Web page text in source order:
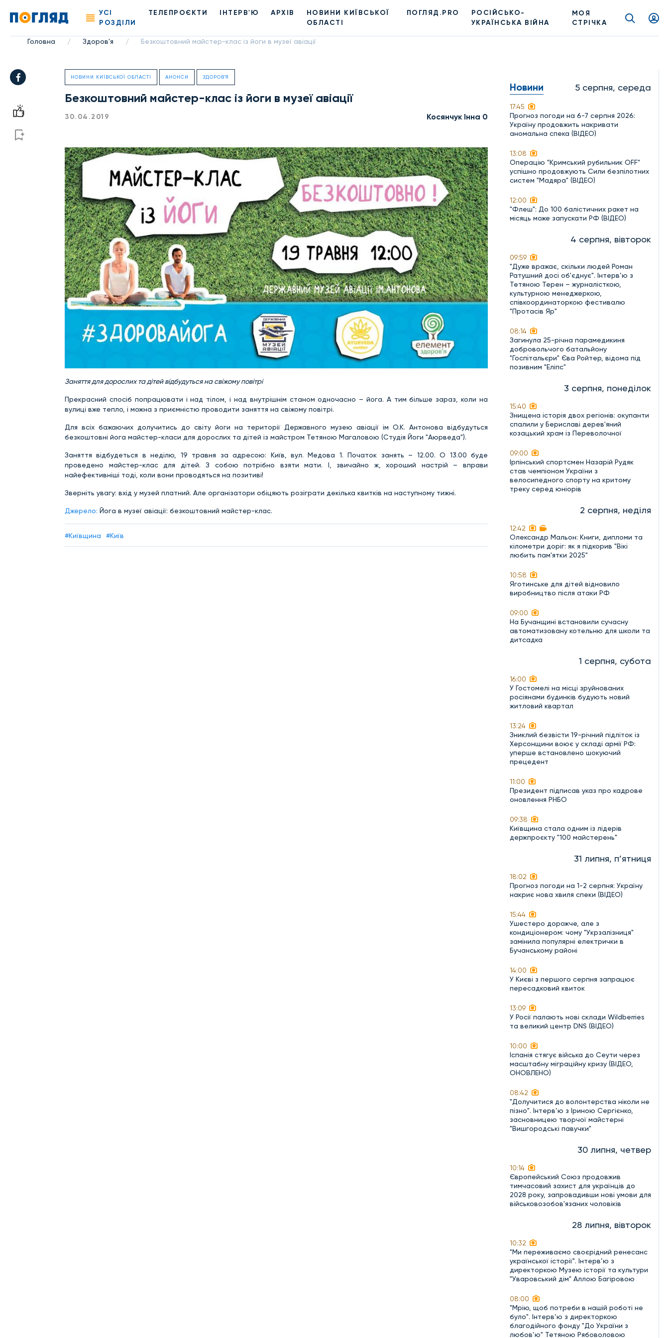
УСІ
РОЗДІЛИ
ТЕЛЕПРОЄКТИ ІНТЕРВ'Ю АРХІВ
НОВИНИ КИЇВСЬКОЇ
ОБЛАСТІ
ПОГЛЯД.PRO
РОСІЙСЬКО-
УКРАЇНСЬКА ВІЙНА
МОЯ
СТРІЧКА
Головна / Здоров'я / Безкоштовний майстер-клас із йоги в музеї авіації
НОВИНИ КИЇВСЬКОЇ ОБЛАСТІ АНОНСИ ЗДОРОВ'Я
Безкоштовний майстер-клас із йоги в музеї авіації
30.04.2019 Косянчук Інна 0
Заняття для дорослих та дітей відбудуться на свіжому повітрі
Прекрасний спосіб попрацювати і над тілом, і над внутрішнім станом одночасно – йога. А тим більше зараз, коли на
вулиці вже тепло, і можна з приємністю проводити заняття на свіжому повітрі.
Для всіх бажаючих долучитись до світу йоги на території Державного музею авіації ім О.К. Антонова відбудуться
безкоштовні йога майстер-класи для дорослих та дітей із майстром Тетяною Магаловою (Студія Йоги "Аюрведа").
Заняття відбудеться в неділю, 19 травня за адресою: Київ, вул. Медова 1. Початок занять – 12.00. О 13.00 буде
проведено майстер-клас для дітей. З собою потрібно взяти мати. І, звичайно ж, хороший настрій – вправи
найефективніші тоді, коли вони проводяться на позитиві!
Зверніть увагу: вхід у музей платний. Але організатори обіцяють розіграти декілька квитків на наступному тижні.
Джерело: Йога в музеї авіації: безкоштовний майстер-клас.
#Київщина #Київ
Новини 5 серпня, середа
17:45
Прогноз погоди на 6-7 серпня 2026:
Україну продовжить накривати
аномальна спека (ВІДЕО)
13:08
Операцію "Кримський рубильник OFF"
успішно продовжують Сили безпілотних
систем "Мадяра" (ВІДЕО)
12:00
"Флеш": До 100 балістичних ракет на
місяць може запускати РФ (ВІДЕО)
4 серпня, вівторок
09:59
"Дуже вражає, скільки людей Роман
Ратушний досі об'єднує". Інтерв’ю з
Тетяною Терен – журналісткою,
культурною менеджеркою,
співкоординаторкою фестивалю
"Протасів Яр"
08:14
Загинула 25-річна парамедикиня
добровольчого батальйону
"Госпітальєри" Єва Ройтер, відома під
позивним "Еліпс"
3 серпня, понеділок
15:40
Знищена історія двох регіонів: окупанти
спалили у Бериславі дерев'яний
козацький храм із Переволочної
09:00
Ірпінський спортсмен Назарій Рудяк
став чемпіоном України з
велосипедного спорту на критому
треку серед юніорів
2 серпня, неділя
12:42
Олександр Мальон: Книги, дипломи та
кілометри доріг: як я підкорив "Вікі
любить пам'ятки 2025"
10:58
Яготинське для дітей відновило
виробництво після атаки РФ
09:00
На Бучанщині встановили сучасну
автоматизовану котельню для школи та
дитсадка
1 серпня, субота
16:00
У Гостомелі на місці зруйнованих
росіянами будинків будують новий
житловий квартал
13:24
Зниклий безвісти 19-річний підліток із
Херсонщини воює у складі армії РФ:
уперше встановлено шокуючий
прецедент
11:00
Президент підписав указ про кадрове
оновлення РНБО
09:38
Київщина стала одним із лідерів
держпроєкту "100 майстерень"
31 липня, п’ятниця
18:02
Прогноз погоди на 1-2 серпня: Україну
накриє нова хвиля спеки (ВІДЕО)
15:44
Ушестеро дорожче, але з
кондиціонером: чому "Укрзалізниця"
замінила популярні електрички в
Бучанському районі
14:00
У Києві з першого серпня запрацює
пересадковий квиток
13:09
У Росії палають нові склади Wildberries
та великий центр DNS (ВІДЕО)
10:00
Іспанія стягує війська до Сеути через
масштабну міграційну кризу (ВІДЕО,
ОНОВЛЕНО)
08:42
"Долучитися до волонтерства ніколи не
пізно". Інтерв’ю з Іриною Сергієнко,
засновницею творчої майстерні
"Вишгородські павучки"
30 липня, четвер
10:14
Європейський Союз продовжив
тимчасовий захист для українців до
2028 року, запровадивши нові умови для
військовозобов'язаних чоловіків
28 липня, вівторок
10:32
"Ми переживаємо своєрідний ренесанс
української історії". Інтерв’ю з
директоркою Музею історії та культури
"Уваровський дім" Аллою Багіровою
08:00
"Мрію, щоб потреби в нашій роботі не
було". Інтерв’ю з директоркою
благодійного фонду "До України з
любов’ю" Тетяною Рябоволовою